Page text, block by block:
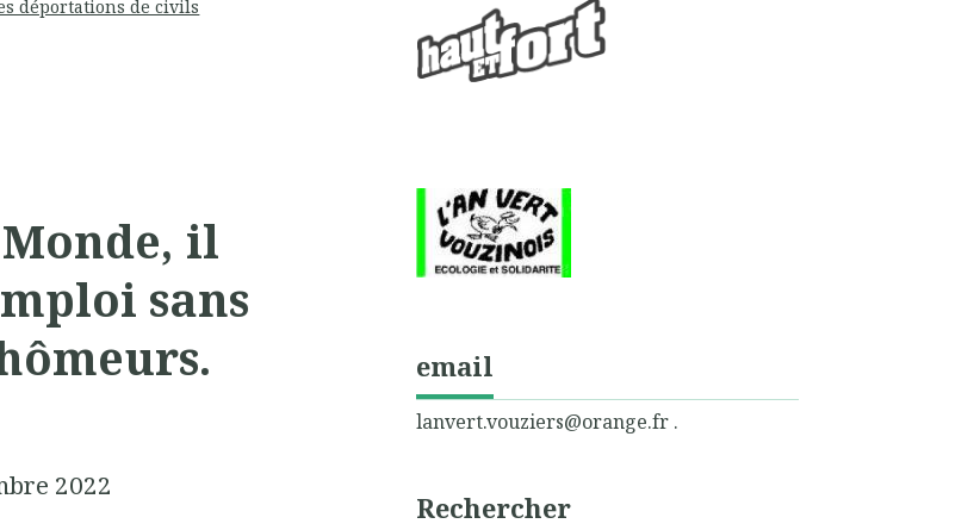
déportations de civils
il
sans
2022
email
lanvert.vouziers@orange.fr .
Rechercher